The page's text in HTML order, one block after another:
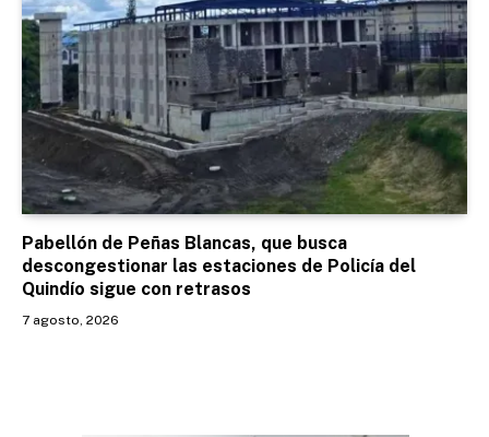
Pabellón de Peñas Blancas, que busca
descongestionar las estaciones de Policía del
Quindío sigue con retrasos
7 agosto, 2026